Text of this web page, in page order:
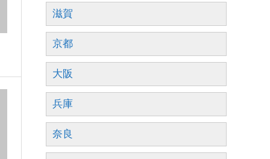
滋賀
京都
大阪
兵庫
奈良